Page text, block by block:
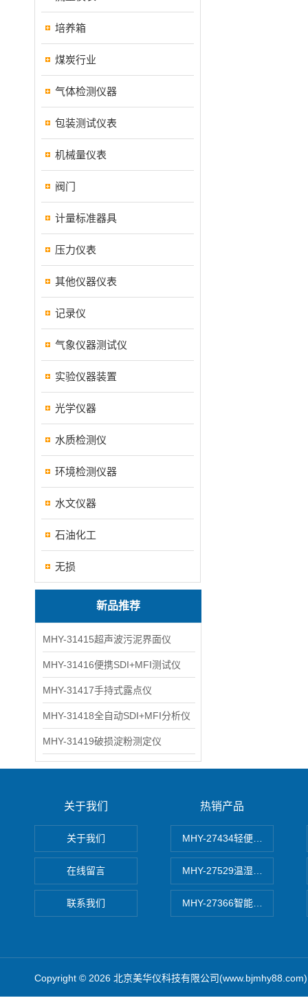
培养箱
煤炭行业
气体检测仪器
包装测试仪表
机械量仪表
阀门
计量标准器具
压力仪表
其他仪器仪表
记录仪
气象仪器测试仪
实验仪器装置
光学仪器
水质检测仪
环境检测仪器
水文仪器
石油化工
无损
新品推荐
MHY-31415超声波污泥界面仪
MHY-31416便携SDI+MFI测试仪
MHY-31417手持式露点仪
MHY-31418全自动SDI+MFI分析仪
MHY-31419破损淀粉测定仪
关于我们
关于我们
在线留言
联系我们
热销产品
MHY-27434轻便式自动水质
MHY-27529温湿度记录仪
MHY-27366智能数字微压计
Copyright © 2026 北京美华仪科技有限公司